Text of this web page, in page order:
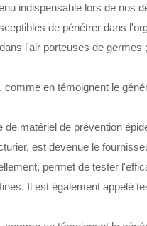
indispensable lors de nos
de pénétrer dans
l'air porteuses de
matériel de prévention
est devenue le
permet de tester
Il est également appelé